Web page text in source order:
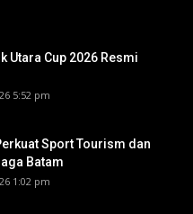
Utara Cup 2026 Resmi
5:52 pm
Sport Tourism dan
Batam
1:02 pm